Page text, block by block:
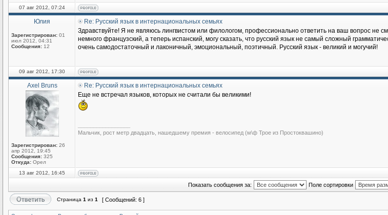
07 авг 2012, 07:24
Юлия
Зарегистрирован: 01
июл 2012, 04:31
Сообщения: 12
Re: Русский язык в интернациональных семьях
Здравствуйте! Я не являюсь лингвистом или филологом, профессионально ответить на ваш вопрос не
немного французский, а теперь испанский, могу сказать, что русский язык не самый сложный
очень самодостаточный и лаконичный, эмоциональный, поэтичный. Русский язык - великий и могучий!
09 авг 2012, 17:30
Axel Bruns
Зарегистрирован: 26
апр 2012, 19:45
Сообщения: 325
Откуда: Орел
Re: Русский язык в интернациональных семьях
Еще не встречал языков, которых не считали бы великими!
Мальчик, рост метр двадцать, нашедшему премия - велосипед (м\ф Трое из Простоквашино)
13 авг 2012, 16:45
Показать сообщения за: Поле сортировки
Страница 1 из 1 [ Сообщений: 6 ]